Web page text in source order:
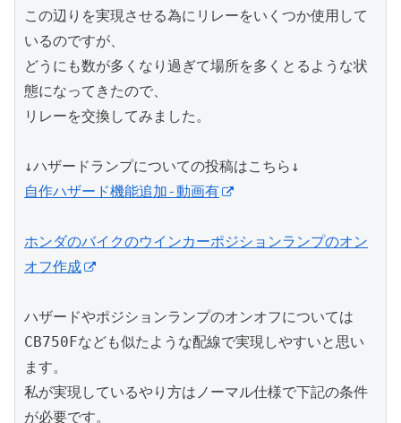
この辺りを実現させる為にリレーをいくつか使用して
いるのですが、
どうにも数が多くなり過ぎて場所を多くとるような状
態になってきたので、
リレーを交換してみました。
自作ハザード機能追加-動画有
ホンダのバイクのウインカーポジションランプのオン
オフ作成
ハザードやポジションランプのオンオフについては
CB750Fなども似たような配線で実現しやすいと思い
ます。
私が実現しているやり方はノーマル仕様で下記の条件
が必要です。